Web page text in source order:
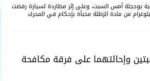
بوحجلة أمس السبت، وعلى إثر مطاردة لسيارة رفضت
لأوامر التوقف، من حجز 2 كيلوغرام من مادة الزطلة مخبأة بإحكام في المحرك
وإحالتهما على فرقة مكافحة